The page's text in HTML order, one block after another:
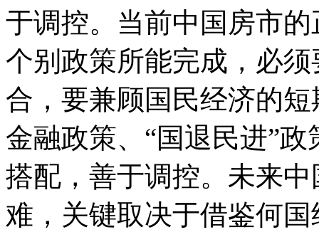
于调控。当前中国房市
个别政策所能完成，必
合，要兼顾国民经济的
金融政策、“国退民进”
搭配，善于调控。未来
难，关键取决于借鉴何